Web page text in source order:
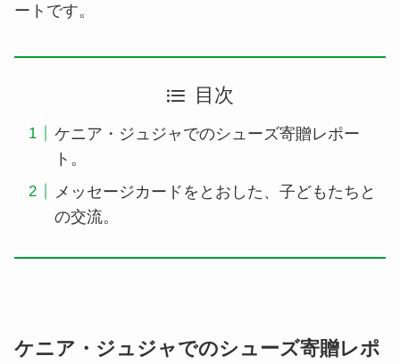
ートです。
目次
ケニア・ジュジャでのシューズ寄贈レポー
ト。
メッセージカードをとおした、子どもたちと
の交流。
ケニア・ジュジャでのシューズ寄贈レポ